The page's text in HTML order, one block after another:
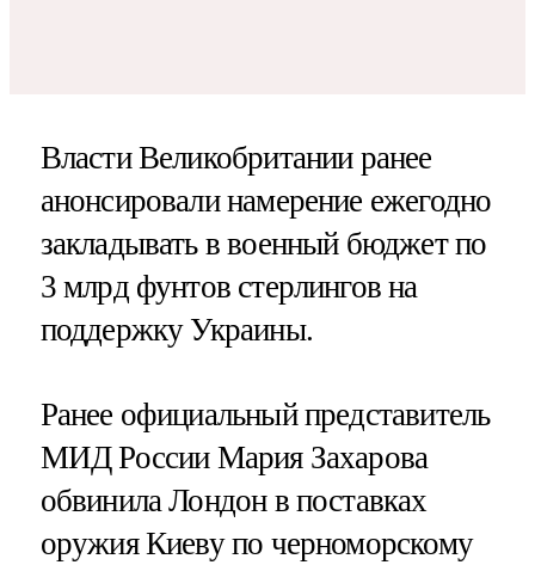
Власти Великобритании ранее
анонсировали намерение ежегодно
закладывать в военный бюджет по
3 млрд фунтов стерлингов на
поддержку Украины.
Ранее официальный представитель
МИД России Мария Захарова
обвинила Лондон в поставках
оружия Киеву по черноморскому